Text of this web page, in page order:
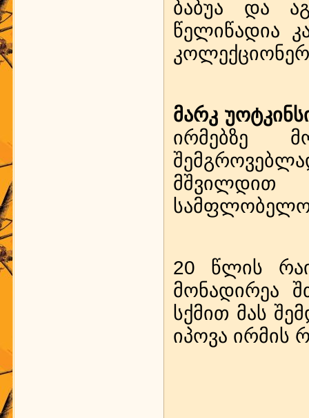
ბაბუა და
წელიწადია
მარკ
ირმებზე
20 წლის
მონადირეა
სქმით მას
იპოვა ირმის